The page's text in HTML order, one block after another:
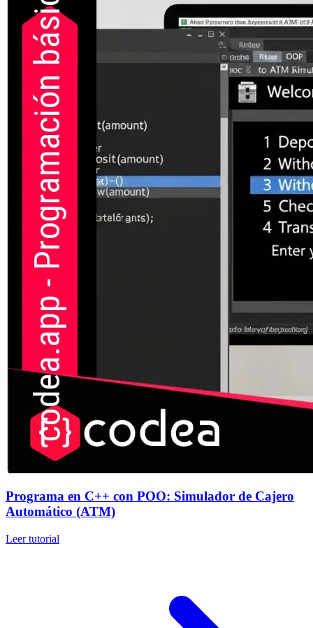
Programa en C++ con POO: Simulador de Cajero
Automático (ATM)
Leer tutorial